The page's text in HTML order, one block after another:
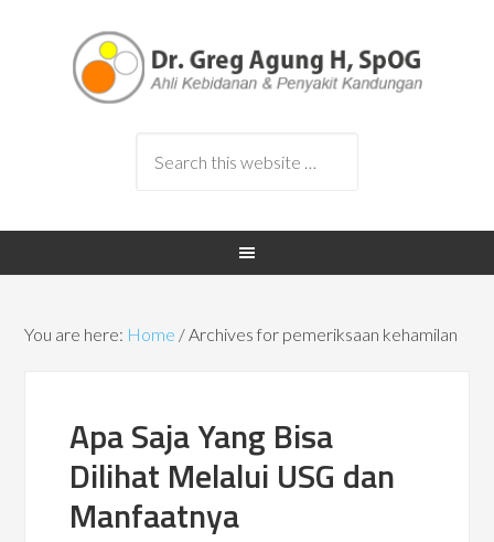
You are here: Home /Archives for pemeriksaan kehamilan
Apa Saja Yang Bisa
Dilihat Melalui USG dan
Manfaatnya